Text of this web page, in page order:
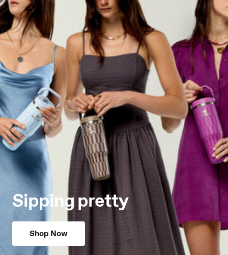
Sipping pretty
Shop Now